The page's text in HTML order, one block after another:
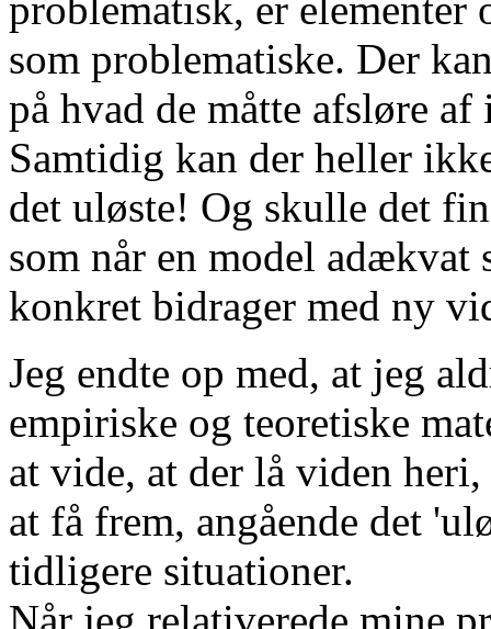
problematisk, er elementer
som problematiske. Der
på hvad de måtte afsløre
Samtidig kan der heller
det uløste! Og skulle det
som når en model
konkret bidrager med ny
Jeg endte op med, at jeg
empiriske og teoretiske
at vide, at der lå viden
at få frem, angående det
tidligere situationer.